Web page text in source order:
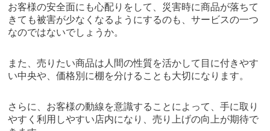
お客様の安全面にも心配りをして、災害時に商品が落ちて
きても被害が少なくなるようにするのも、サービスの一つ
なのではないでしょうか。
また、売りたい商品は人間の性質を活かして目に付きやす
い中央や、価格別に棚を分けることも大切になります。
さらに、お客様の動線を意識することによって、手に取り
やすく利用しやすい店内になり、売り上げの向上が期待で